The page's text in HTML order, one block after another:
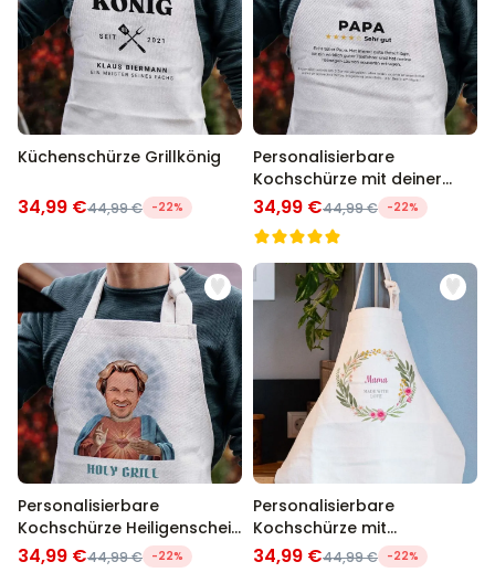
Küchenschürze Grillkönig
34,99 €44,99 € -22%
Personalisierbare
Kochschürze mit deiner
Bewertung
34,99 €44,99 € -22%
Personalisierbare
Kochschürze Heiligenschein
mit Gesicht und Text
34,99 €44,99 € -22%
Personalisierbare
Kochschürze mit
Blumenkranz und Text
34,99 €44,99 € -22%